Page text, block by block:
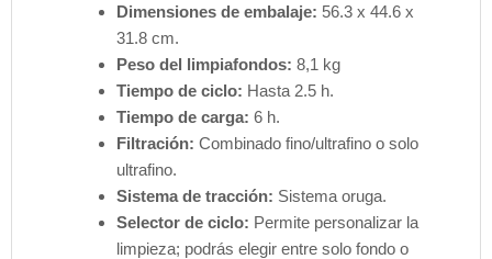
Dimensiones de embalaje: 56.3 x 44.6 x
31.8 cm.
Peso del limpiafondos: 8,1 kg
Tiempo de ciclo: Hasta 2.5 h.
Tiempo de carga: 6 h.
Filtración: Combinado fino/ultrafino o solo
ultrafino.
Sistema de tracción: Sistema oruga.
Selector de ciclo: Permite personalizar la
limpieza; podrás elegir entre solo fondo o